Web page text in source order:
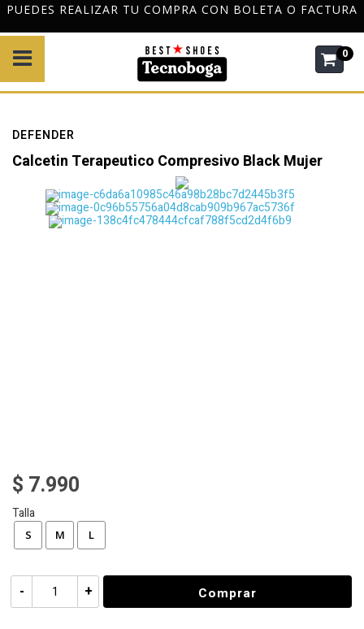
PUEDES REALIZAR TU COMPRA CON BOLETA O FACTURA
0
DEFENDER
Calcetin Terapeutico Compresivo Black Mujer
$ 7.990
Talla
S M L
+
- Comprar